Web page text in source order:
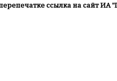
ссылка на сайт ИА